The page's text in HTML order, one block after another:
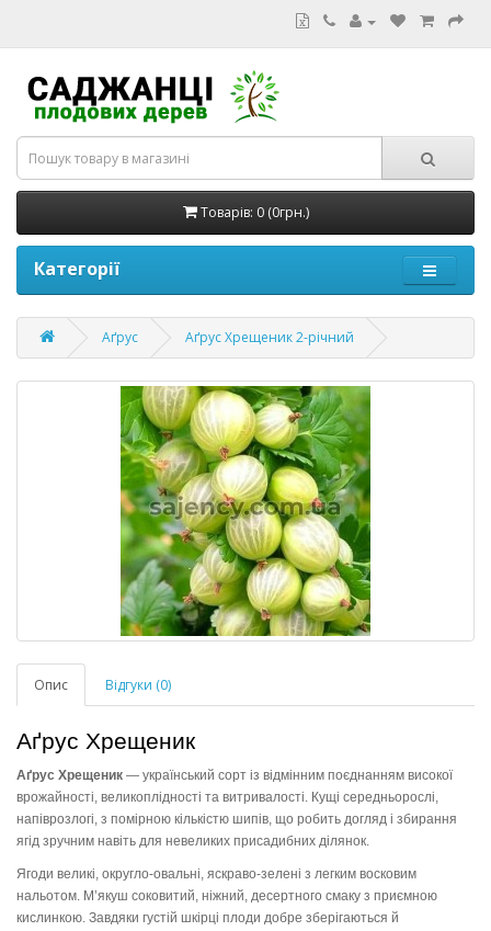
Товарів: 0 (0грн.)
Категорії
Аґрус Аґрус Хрещеник 2-річний
Опис Відгуки (0)
Аґрус Хрещеник
Аґрус Хрещеник — український сорт із відмінним поєднанням високої
врожайності, великоплідності та витривалості. Кущі середньорослі,
напіврозлогі, з помірною кількістю шипів, що робить догляд і збирання
ягід зручним навіть для невеликих присадибних ділянок.
Ягоди великі, округло-овальні, яскраво-зелені з легким восковим
нальотом. М’якуш соковитий, ніжний, десертного смаку з приємною
кислинкою. Завдяки густій шкірці плоди добре зберігаються й